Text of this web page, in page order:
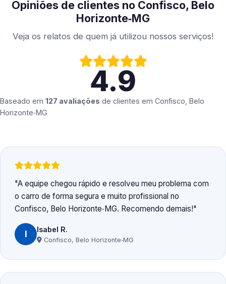
Opiniões de clientes no Confisco, Belo
Horizonte‑MG
Veja os relatos de quem já utilizou nossos serviços!
4.9
Baseado em 127 avaliações de clientes em Confisco, Belo
Horizonte‑MG
A equipe chegou rápido e resolveu meu problema com
o carro de forma segura e muito profissional no
Confisco, Belo Horizonte‑MG. Recomendo demais!
I Isabel R.
Confisco, Belo Horizonte‑MG